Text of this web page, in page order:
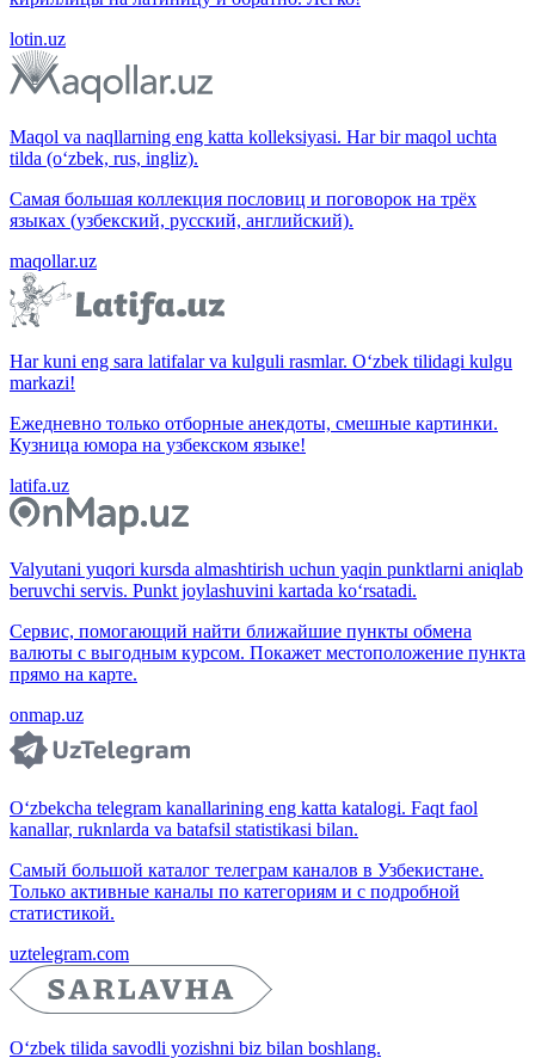
lotin.uz
Maqol va naqllarning eng katta kolleksiyasi. Har bir maqol uchta
tilda (o‘zbek, rus, ingliz).
Самая большая коллекция пословиц и поговорок на трёх
языках (узбекский, русский, английский).
maqollar.uz
Har kuni eng sara latifalar va kulguli rasmlar. O‘zbek tilidagi kulgu
markazi!
Ежедневно только отборные анекдоты, смешные картинки.
Кузница юмора на узбекском языке!
latifa.uz
Valyutani yuqori kursda almashtirish uchun yaqin punktlarni aniqlab
beruvchi servis. Punkt joylashuvini kartada ko‘rsatadi.
Сервис, помогающий найти ближайшие пункты обмена
валюты с выгодным курсом. Покажет местоположение пункта
прямо на карте.
onmap.uz
O‘zbekcha telegram kanallarining eng katta katalogi. Faqt faol
kanallar, ruknlarda va batafsil statistikasi bilan.
Самый большой каталог телеграм каналов в Узбекистане.
Только активные каналы по категориям и с подробной
статистикой.
uztelegram.com
O‘zbek tilida savodli yozishni biz bilan boshlang.